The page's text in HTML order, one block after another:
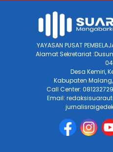
YAYASAN PUSAT
Alamat Sekretariat :Dusun
Desa Kemiri,
Kabupaten
Call Center:
Email: